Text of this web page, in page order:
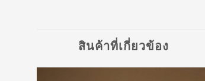
สินค้าที่เกี่ยวข้อง